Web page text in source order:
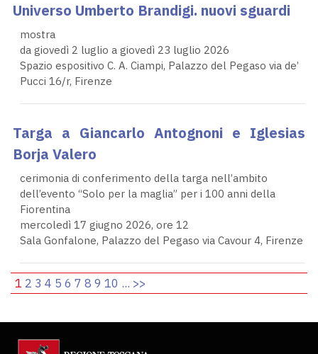
Universo Umberto Brandigi. nuovi sguardi
mostra
da giovedì 2 luglio a giovedì 23 luglio 2026
Spazio espositivo C. A. Ciampi, Palazzo del Pegaso via de’
Pucci 16/r, Firenze
Targa a Giancarlo Antognoni e Iglesias
Borja Valero
cerimonia di conferimento della targa nell’ambito
dell’evento “Solo per la maglia” per i 100 anni della
Fiorentina
mercoledì 17 giugno 2026, ore 12
Sala Gonfalone, Palazzo del Pegaso via Cavour 4, Firenze
1 2 3 4 5 6 7 8 9 10 ... >>